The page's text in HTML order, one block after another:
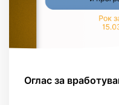
Оглас за